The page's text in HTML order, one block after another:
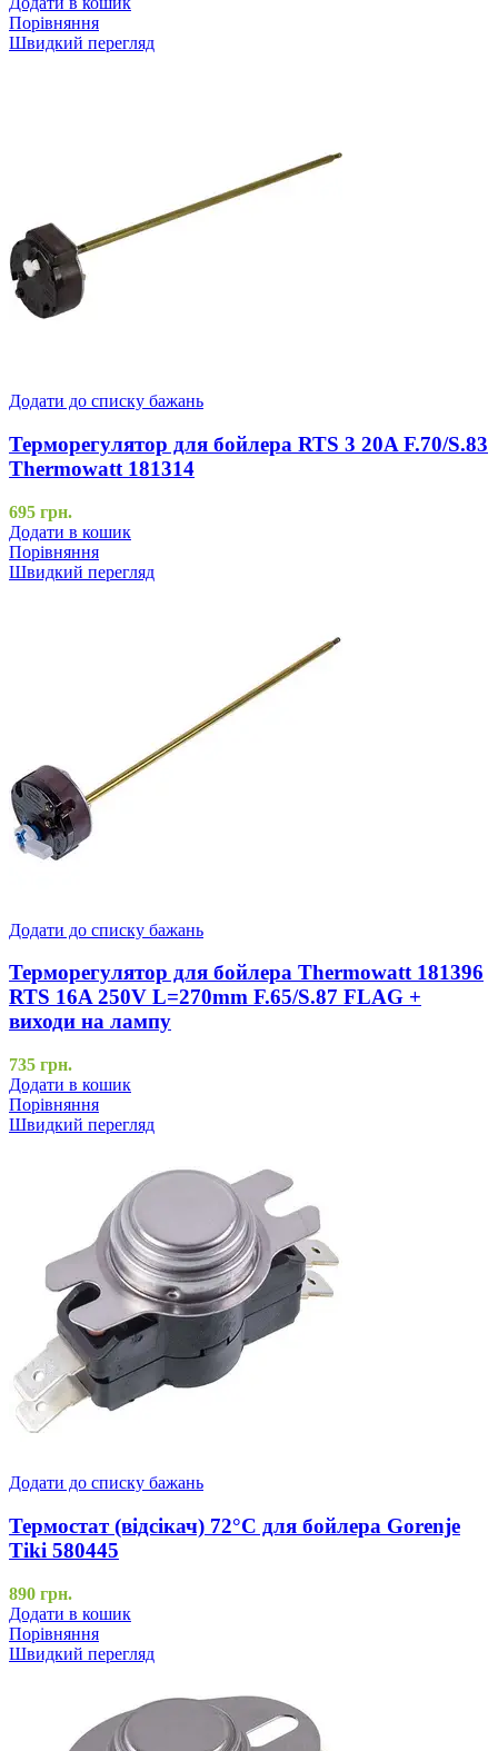
Порівняння
Швидкий перегляд
Додати до списку бажань
Терморегулятор для бойлера RTS 3 20A F.70/S.83
Thermowatt 181314
695 грн.
Додати в кошик
Порівняння
Швидкий перегляд
Додати до списку бажань
Терморегулятор для бойлера Thermowatt 181396
RTS 16A 250V L=270mm F.65/S.87 FLAG +
виходи на лампу
735 грн.
Додати в кошик
Порівняння
Швидкий перегляд
Додати до списку бажань
Термостат (відсікач) 72°C для бойлера Gorenje
Tiki 580445
890 грн.
Додати в кошик
Порівняння
Швидкий перегляд